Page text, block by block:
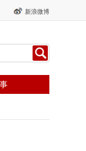
新浪微博